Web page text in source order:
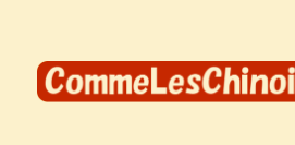
Comme les Chinois